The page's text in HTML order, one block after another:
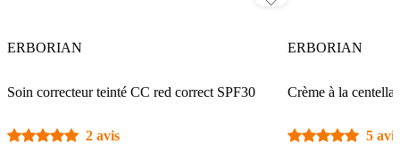
ERBORIAN
Soin correcteur teinté CC red correct SPF30
2 avis
ERBORIAN
Crème à la centella
5 avis